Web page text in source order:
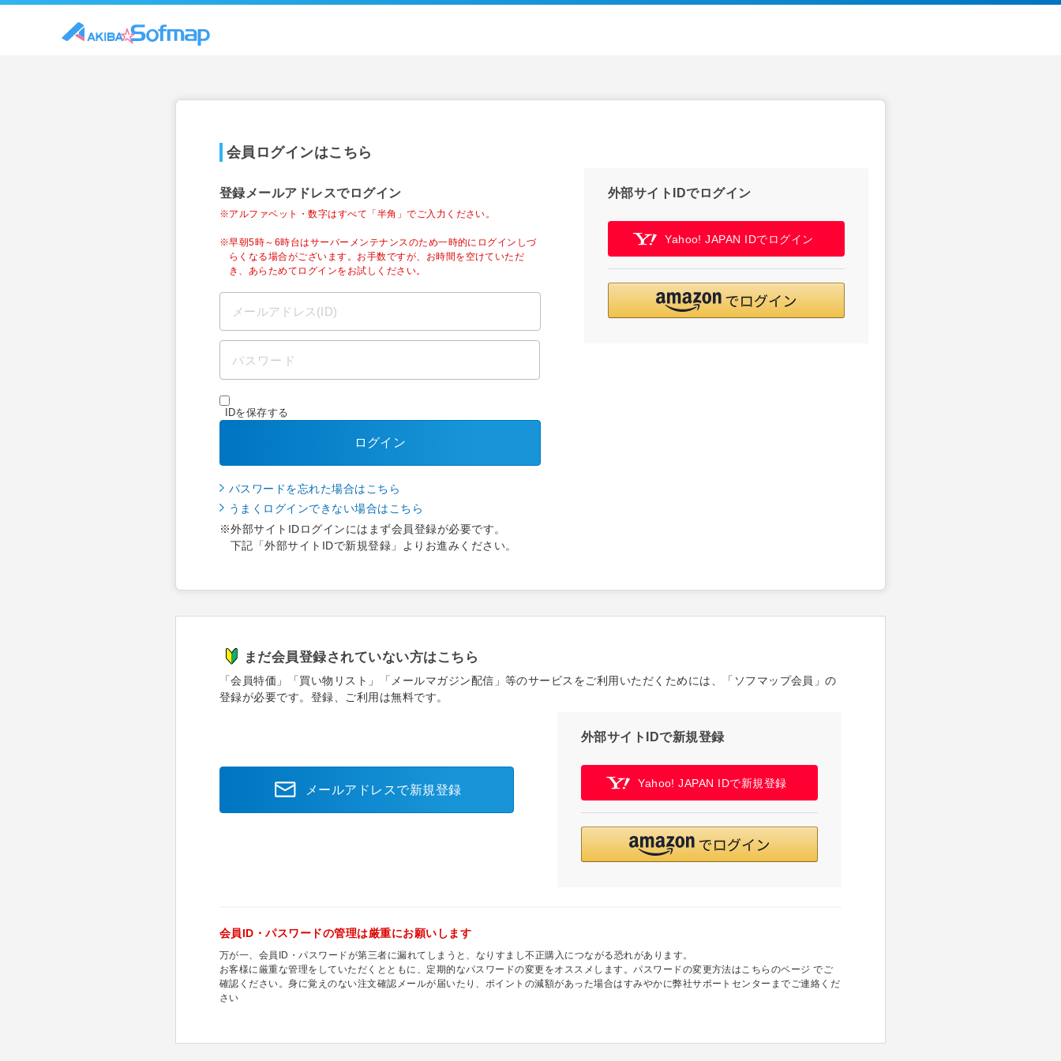
会員ログインはこちら
登録メールアドレスでログイン
※アルファベット・数字はすべて「半角」でご入力ください。
※早朝5時～6時台はサーバーメンテナンスのため一時的にログインしづ
らくなる場合がございます。お手数ですが、お時間を空けていただ
き、あらためてログインをお試しください。
IDを保存する
ログイン
パスワードを忘れた場合はこちら
うまくログインできない場合はこちら
※外部サイトIDログインにはまず会員登録が必要です。
下記「外部サイトIDで新規登録」よりお進みください。
外部サイトIDでログイン
Yahoo! JAPAN IDでログイン
まだ会員登録されていない方はこちら
「会員特価」「買い物リスト」「メールマガジン配信」等のサービスをご利用いただくためには、「ソフマップ会員」の
登録が必要です。登録、ご利用は無料です。
メールアドレスで新規登録
外部サイトIDで新規登録
Yahoo! JAPAN IDで新規登録
会員ID・パスワードの管理は厳重にお願いします
万が一、会員ID・パスワードが第三者に漏れてしまうと、なりすまし不正購入につながる恐れがあります。
お客様に厳重な管理をしていただくとともに、定期的なパスワードの変更をオススメします。パスワードの変更方法はこちらのページ でご
確認ください。身に覚えのない注文確認メールが届いたり、ポイントの減額があった場合はすみやかに弊社サポートセンターまでご連絡くだ
さい